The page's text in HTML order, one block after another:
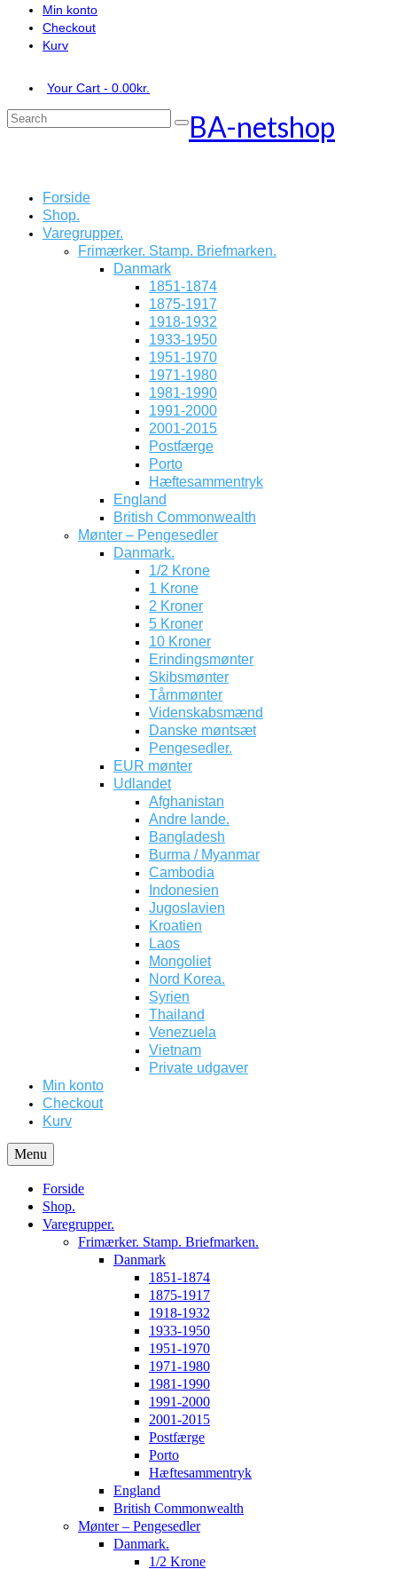
Min konto
Checkout
Kurv
Your Cart - 0.00kr.
Search
BA-netshop
Forside
Shop.
Varegrupper.
Frimærker. Stamp. Briefmarken.
Danmark
1851-1874
1875-1917
1918-1932
1933-1950
1951-1970
1971-1980
1981-1990
1991-2000
2001-2015
Postfærge
Porto
Hæftesammentryk
England
British Commonwealth
Mønter – Pengesedler
Danmark.
1/2 Krone
1 Krone
2 Kroner
5 Kroner
10 Kroner
Erindingsmønter
Skibsmønter
Tårnmønter
Videnskabsmænd
Danske møntsæt
Pengesedler.
EUR mønter
Udlandet
Afghanistan
Andre lande.
Bangladesh
Burma / Myanmar
Cambodia
Indonesien
Jugoslavien
Kroatien
Laos
Mongoliet
Nord Korea.
Syrien
Thailand
Venezuela
Vietnam
Private udgaver
Min konto
Checkout
Kurv
Menu
Forside
Shop.
Varegrupper.
Frimærker. Stamp. Briefmarken.
Danmark
1851-1874
1875-1917
1918-1932
1933-1950
1951-1970
1971-1980
1981-1990
1991-2000
2001-2015
Postfærge
Porto
Hæftesammentryk
England
British Commonwealth
Mønter – Pengesedler
Danmark.
1/2 Krone